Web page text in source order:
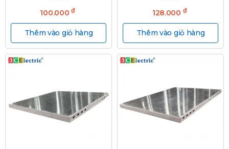
100.000₫
Thêm vào giỏ hàng
128.000 ₫
Thêm vào giỏ hàng